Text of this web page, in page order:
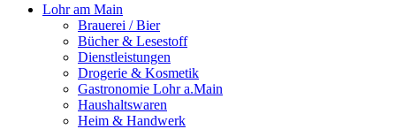
Lohr am Main
Brauerei / Bier
Bücher & Lesestoff
Dienstleistungen
Drogerie & Kosmetik
Gastronomie Lohr a.Main
Haushaltswaren
Heim & Handwerk